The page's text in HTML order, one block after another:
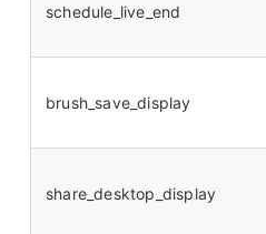
schedule_live_end
brush_save_display
share_desktop_display